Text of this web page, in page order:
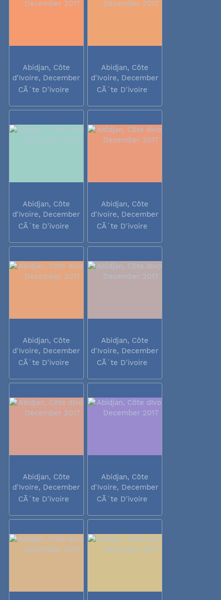
Abidjan, Côte
d'Ivoire, December
2017
CÃ´te D'ivoire
Abidjan, Côte
d'Ivoire, December
2017
CÃ´te D'ivoire
Abidjan, Côte
d'Ivoire, December
2017
CÃ´te D'ivoire
Abidjan, Côte
d'Ivoire, December
2017
CÃ´te D'ivoire
Abidjan, Côte
d'Ivoire, December
2017
CÃ´te D'ivoire
Abidjan, Côte
d'Ivoire, December
2017
CÃ´te D'ivoire
Abidjan, Côte
d'Ivoire, December
2017
CÃ´te D'ivoire
Abidjan, Côte
d'Ivoire, December
2017
CÃ´te D'ivoire